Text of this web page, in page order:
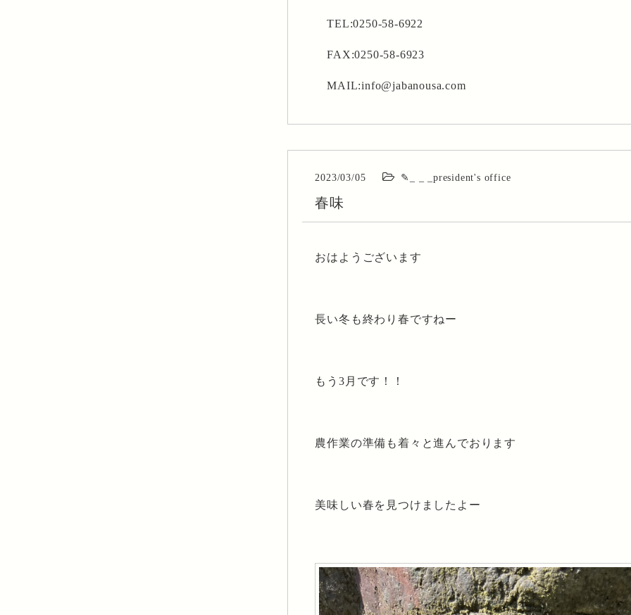
TEL:0250-58-6922
FAX:0250-58-6923
MAIL:info@jabanousa.com
2023/03/05 ✎_ _ _president's office
春味
おはようございます
長い冬も終わり春ですねー
もう3月です！！
農作業の準備も着々と進んでおります
美味しい春を見つけましたよー